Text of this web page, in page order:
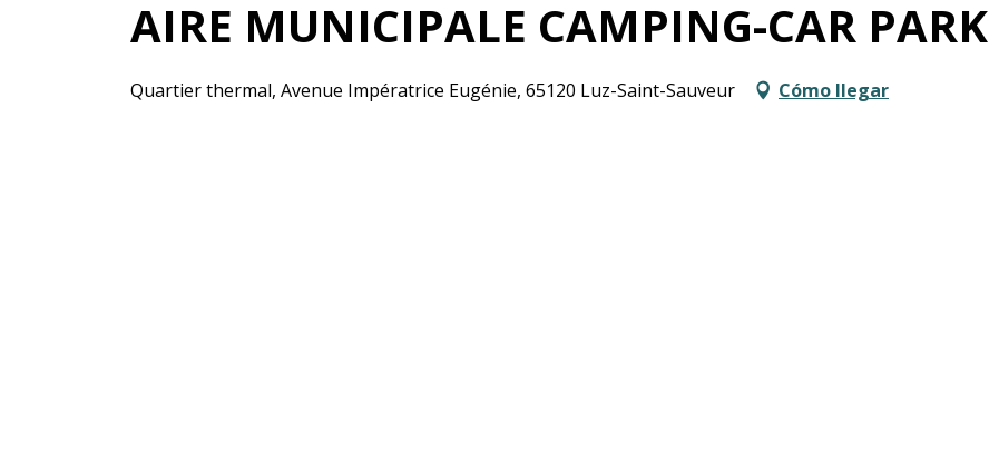
AIRE MUNICIPALE CAMPING-CAR PARK
Quartier thermal, Avenue Impératrice Eugénie, 65120 Luz-Saint-Sauveur Cómo llegar